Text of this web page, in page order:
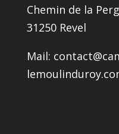
Chemin de la
31250 Revel
Mail: